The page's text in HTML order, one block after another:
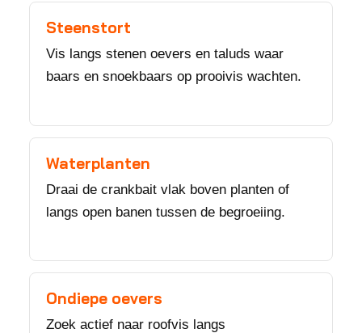
Steenstort
Vis langs stenen oevers en taluds waar
baars en snoekbaars op prooivis wachten.
Waterplanten
Draai de crankbait vlak boven planten of
langs open banen tussen de begroeiing.
Ondiepe oevers
Zoek actief naar roofvis langs